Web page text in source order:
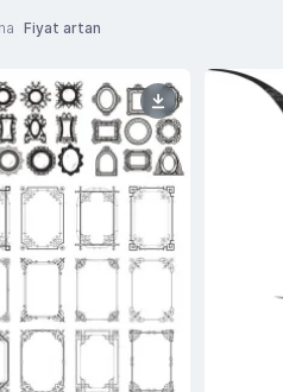
Fiyat artan